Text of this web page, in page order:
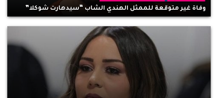
وفاة غير متوقعة للممثل الهندي الشاب “سيدهارت شوكلا”